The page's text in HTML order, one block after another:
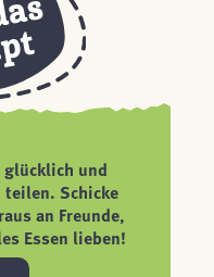
glücklich und
teilen. Schicke
an Freunde,
Essen lieben!